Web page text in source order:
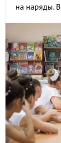
на наряды.